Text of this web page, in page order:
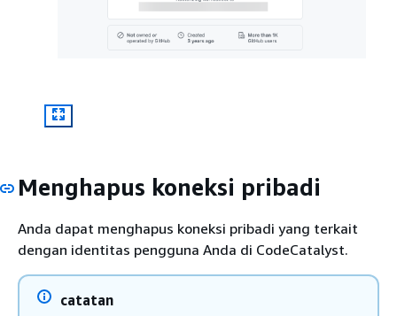
Menghapus koneksi pribadi
Anda dapat menghapus koneksi pribadi yang terkait
dengan identitas pengguna Anda di CodeCatalyst.
catatan